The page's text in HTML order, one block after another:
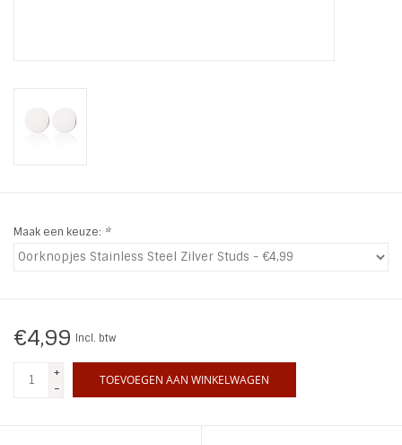
SALE
Maak een keuze: *
€4,99 Incl. btw
+
-
TOEVOEGEN AAN WINKELWAGEN